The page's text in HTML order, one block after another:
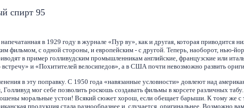
спирт 95
напечатанная в 1929 году в журнале «Пур ву», как и другая, которая приводится
фильмом, с одной стороны, и европейским - с другой. Теперь, наоборот, нью-
в пример голливудским промышленникам английские, французские или
и «Похитителей велосипедов», а в США почти невозможно развить
в эту поправку. С 1950 года «навязанные условности» довлеют над
Голливуд мог себе позволить роскошь создавать фильмы в корсете различных
моральные устои! Всякий сюжет хорош, если обещает барыши. К тому же с
продукция стала разнообразнее и, случается, оригинальнее. Возможно